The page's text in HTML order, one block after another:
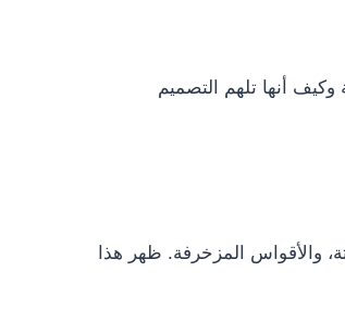
أنها تلهم التصميم
والأقواس المزخرفة. ظهر هذا